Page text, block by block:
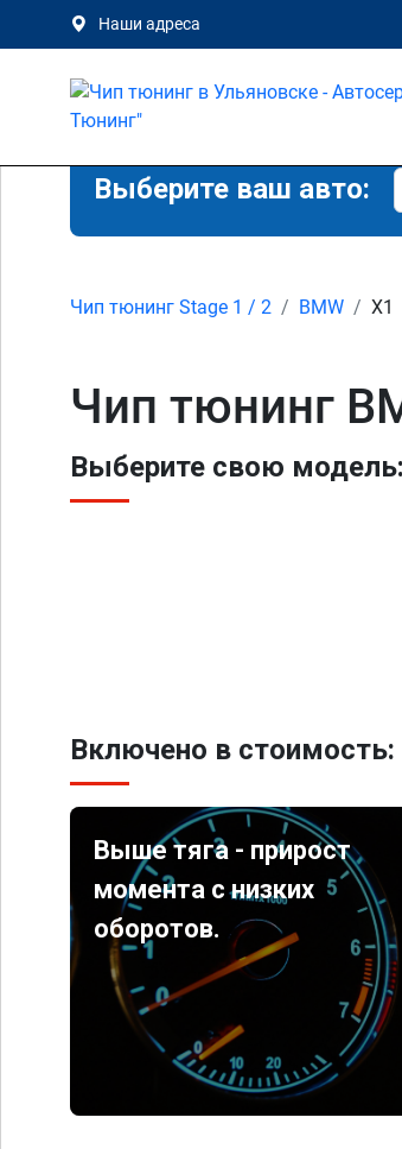
Наши адреса
Выберите ваш авто:
Чип тюнинг Stage 1 / 2 BMW X1
Чип тюнинг
Выберите свою модель:
Включено в стоимость:
Выше тяга - прирост
момента с низких
оборотов.